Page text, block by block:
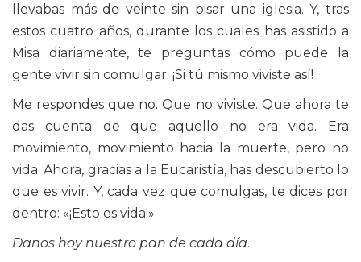
llevabas más de veinte sin pisar una iglesia. Y, tras
estos cuatro años, durante los cuales has asistido a
Misa diariamente, te preguntas cómo puede la
gente vivir sin comulgar. ¡Si tú mismo viviste así!
Me respondes que no. Que no viviste. Que ahora te
das cuenta de que aquello no era vida. Era
movimiento, movimiento hacia la muerte, pero no
vida. Ahora, gracias a la Eucaristía, has descubierto lo
que es vivir. Y, cada vez que comulgas, te dices por
dentro: «¡Esto es vida!»
Danos hoy nuestro pan de cada día.